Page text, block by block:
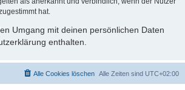
hat.
Umgang mit deinen persönlichen Daten
enthalten.
Alle Zeiten sind UTC+02:00
Alle Cookies löschen